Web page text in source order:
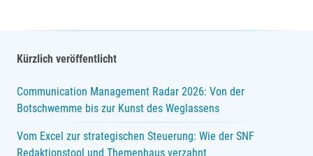
Kürzlich veröffentlicht
Communication Management Radar 2026: Von der
Botschwemme bis zur Kunst des Weglassens
Vom Excel zur strategischen Steuerung: Wie der SNF
Redaktionstool und Themenhaus verzahnt